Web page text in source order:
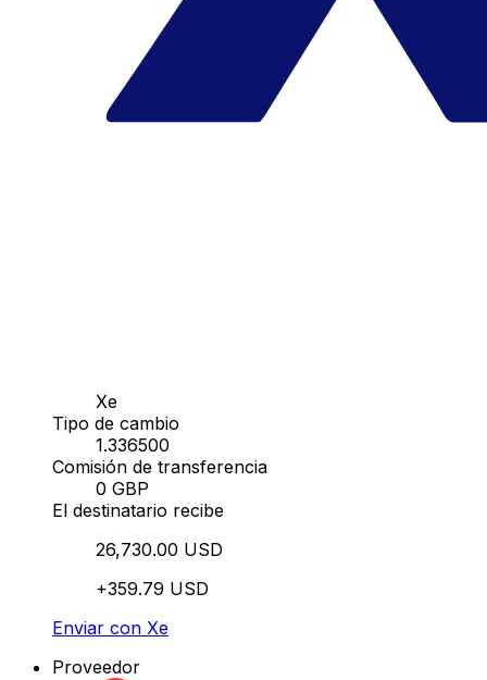
Xe
Tipo de cambio
1.336500
Comisión de transferencia
0 GBP
El destinatario recibe
26,730.00 USD
+359.79 USD
Enviar con Xe
Proveedor